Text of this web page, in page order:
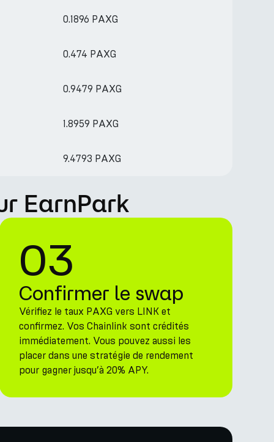
0.1896 PAXG
0.474 PAXG
0.9479 PAXG
1.8959 PAXG
9.4793 PAXG
EarnPark
03
Confirmer le swap
Vérifiez le taux PAXG vers LINK et
confirmez. Vos Chainlink sont crédités
immédiatement. Vous pouvez aussi les
placer dans une stratégie de rendement
pour gagner jusqu’à 20% APY.